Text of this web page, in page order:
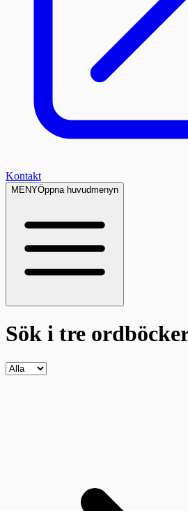
Kontakt
MENYÖppna huvudmenyn
Sök i tre